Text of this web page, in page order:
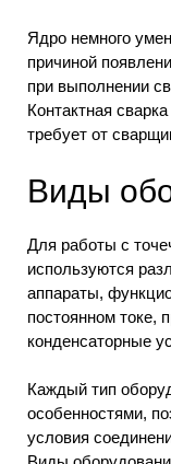
Ядро немного
причиной
при выполнении
Контактная
требует от
Виды
Для работы с
используются
аппараты,
постоянном токе,
конденсаторные
Каждый тип
особенностями,
условия